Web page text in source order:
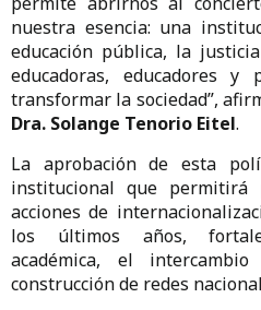
nuestra esencia: una
educación pública, la
educadoras, educadores y
transformar la sociedad”,
Dra. Solange Tenorio Eitel.
La aprobación de esta
institucional que
acciones de
los últimos años,
académica, el
construcción de redes